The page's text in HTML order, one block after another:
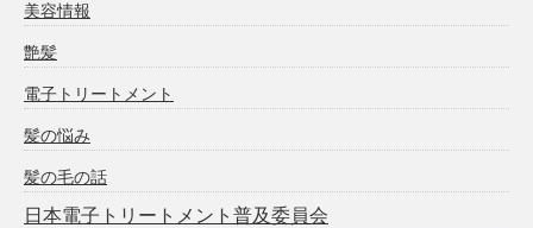
美容情報
艶髪
電子トリートメント
髪の悩み
髪の毛の話
日本電子トリートメント普及委員会